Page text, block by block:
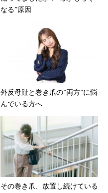
なる”原因
外反母趾と巻き爪の”両方”に悩
んでいる方へ
その巻き爪、放置し続けている